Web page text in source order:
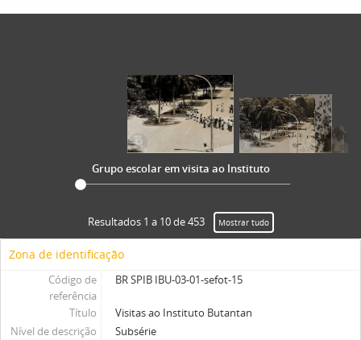
Grupo escolar em visita ao Instituto
Resultados 1 a 10 de 453 Mostrar tudo
Zona de identificação
Código de
referência
BR SPIB IBU-03-01-sefot-15
Título
Visitas ao Instituto Butantan
Nível de descrição
Subsérie